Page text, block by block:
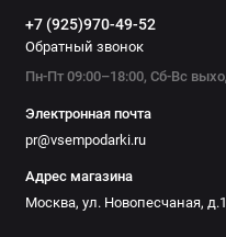
+7 (925)970-49-52
Обратный звонок
Пн-Пт 09:00–18:00, Сб-Вс
Электронная почта
pr@vsempodarki.ru
Адрес магазина
Москва, ул. Новопесчаная,